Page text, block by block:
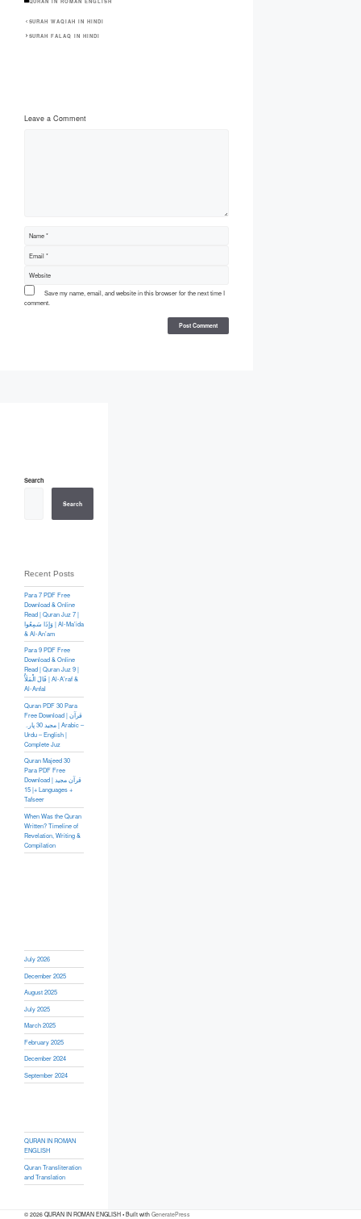
SURAH WAQIAH IN HINDI
SURAH FALAQ IN HINDI
Leave a Comment
Save my name, email, and website in this browser for the next time I
comment.
Search
Search
Recent Posts
Para 7 PDF Free
Download & Online
Read | Quran Juz 7 |
وَإِذَا سَمِعُوا | Al-Ma’ida
& Al-An’am
Para 9 PDF Free
Download & Online
Read | Quran Juz 9 |
قَالَ الْمَلَأُ | Al-A’raf &
Al-Anfal
Quran PDF 30 Para
Free Download | قرآن
مجید 30 پارہ | Arabic –
Urdu – English |
Complete Juz
Quran Majeed 30
Para PDF Free
Download | قرآن مجید
| 15+ Languages +
Tafseer
When Was the Quran
Written? Timeline of
Revelation, Writing &
Compilation
July 2026
December 2025
August 2025
July 2025
March 2025
February 2025
December 2024
September 2024
QURAN IN ROMAN
ENGLISH
Quran Transliteration
and Translation
© 2026 QURAN IN ROMAN ENGLISH • Built with GeneratePress